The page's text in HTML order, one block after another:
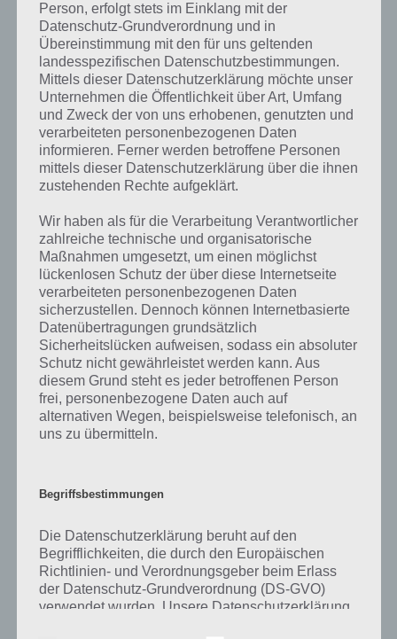
Strand ist die Lösung für das tägliche Rätsel am 23. November 2017
in 4 Bilder 1 Wort, doch welche Bedeutung hat dieses eigentlich?
Unter Strand verstehen wir den Streifen Land, der ins Wasser
hineinragt. Dieser sogenannte Küsten- oder Uferstreifen an Flüssen,
Seen und Meeren kann entweder aus Sand sein oder auch aus Geröll
bestehen. Ein Sandstrand zum Beispiel besteht aus grobkörnigen bis
feinen Sand und kann unterschiedliche Farben aufweisen. So gibt es
auf Vulkan-Inseln auch schwarzen Sand, gar rosa Strand gibt es an
einigen Orten auf der Welt.
Seinen Ursprung hat das Wort Strand im mittelhochdeutschen. Ende
des 13. Jahrhundert gab es hier den Begriff „Strant“. Das Wort selber
wurde dem skandinaivischen entlehnt.
Strände sind stets der Wasserströmung unterworfen. Viele
Sandstrände vor allem am Mittelmeer leiden im übrigen unter
Flächenschwund. Schuld daran ist auch der Mensch, der immer
mehr Pflanzen im Strandbereich entfernt und so die
Dünenlandschaften vernichtet. In Folge der Erosion verschwindet
immer mehr Sand im Meer. Auch durch die Klimaerwärmung und in
dessen Folge der erhöhte Meeresspiegel sorgen dafür, dass Strände
immer kleiner werden.
Menschen. Strände dienen für den Massentourimus als geeignet Ort,
Strandspaziergänge, Sonnenbaden oder Strandsportarten wie
Beachvolleyball können hier durchgeführt werden. Eine Attraktion
sind vor allem Sandburgen, die professionell erbaut werden. An
Stränden werden dann auch Strandkörbe aufgestellt, in denen sich
erholt und die Sonne genossen werden kann.
Person, erfolgt stets im Einklang mit der
Datenschutz-Grundverordnung und in
Übereinstimmung mit den für uns geltenden
landesspezifischen Datenschutzbestimmungen.
Mittels dieser Datenschutzerklärung möchte unser
Unternehmen die Öffentlichkeit über Art, Umfang
und Zweck der von uns erhobenen, genutzten und
verarbeiteten personenbezogenen Daten
informieren. Ferner werden betroffene Personen
mittels dieser Datenschutzerklärung über die ihnen
zustehenden Rechte aufgeklärt.
Wir haben als für die Verarbeitung Verantwortlicher
zahlreiche technische und organisatorische
Maßnahmen umgesetzt, um einen möglichst
lückenlosen Schutz der über diese Internetseite
verarbeiteten personenbezogenen Daten
sicherzustellen. Dennoch können Internetbasierte
Datenübertragungen grundsätzlich
Sicherheitslücken aufweisen, sodass ein absoluter
Schutz nicht gewährleistet werden kann. Aus
diesem Grund steht es jeder betroffenen Person
frei, personenbezogene Daten auch auf
alternativen Wegen, beispielsweise telefonisch, an
uns zu übermitteln.
Begriffsbestimmungen
Die Datenschutzerklärung beruht auf den
Begrifflichkeiten, die durch den Europäischen
Richtlinien- und Verordnungsgeber beim Erlass
der Datenschutz-Grundverordnung (DS-GVO)
verwendet wurden. Unsere Datenschutzerklärung